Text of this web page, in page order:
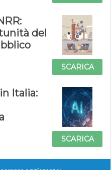
del
SCARICA
Italia:
SCARICA